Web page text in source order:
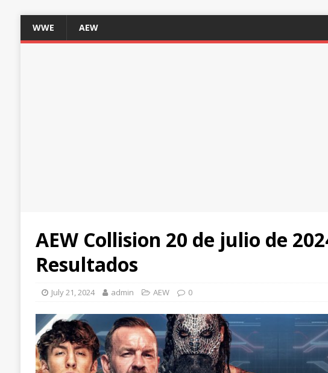
WWE AEW
AEW Collision 20 de julio de
Resultados
July 21, 2024 admin AEW 0